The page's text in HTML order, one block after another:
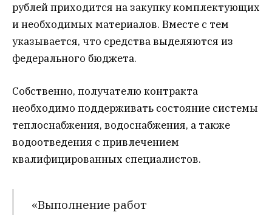
рублей приходится на закупку комплектующих
и необходимых материалов. Вместе с тем
указывается, что средства выделяются из
федерального бюджета.
Собственно, получателю контракта
необходимо поддерживать состояние системы
теплоснабжения, водоснабжения, а также
водоотведения с привлечением
квалифицированных специалистов.
«Выполнение работ